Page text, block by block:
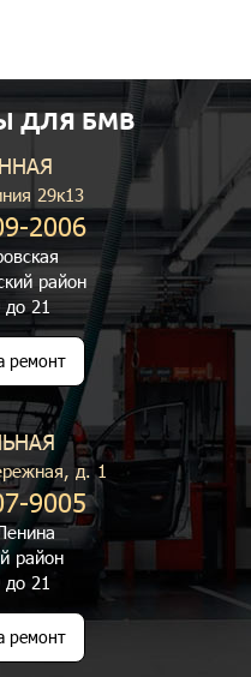
ДЛЯ БМВ
29к13
2006
район
21
ремонт
д. 1
9005
район
21
ремонт